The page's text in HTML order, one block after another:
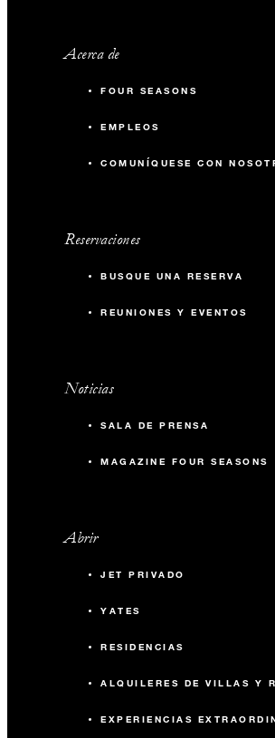
Acerca de
FOUR SEASONS
EMPLEOS
COMUNÍQUESE CON
Reservaciones
BUSQUE UNA RESERVA
REUNIONES Y EVENTOS
Noticias
SALA DE PRENSA
MAGAZINE FOUR SEASONS
Abrir
JET PRIVADO
YATES
RESIDENCIAS
ALQUILERES DE VILLAS Y
EXPERIENCIAS